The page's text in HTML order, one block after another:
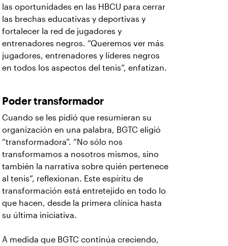
las oportunidades en las HBCU para cerrar
las brechas educativas y deportivas y
fortalecer la red de jugadores y
entrenadores negros. “Queremos ver más
jugadores, entrenadores y líderes negros
en todos los aspectos del tenis”, enfatizan.
Poder transformador
Cuando se les pidió que resumieran su
organización en una palabra, BGTC eligió
“transformadora”. “No sólo nos
transformamos a nosotros mismos, sino
también la narrativa sobre quién pertenece
al tenis”, reflexionan. Este espíritu de
transformación está entretejido en todo lo
que hacen, desde la primera clínica hasta
su última iniciativa.
A medida que BGTC continúa creciendo,